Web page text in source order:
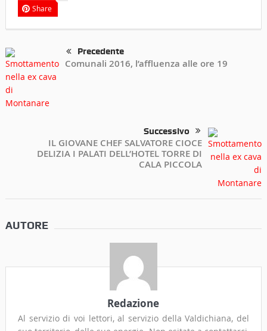
Share
Precedente
Comunali 2016, l’affluenza alle ore 19
Successivo
IL GIOVANE CHEF SALVATORE CIOCE
DELIZIA I PALATI DELL’HOTEL TORRE DI
CALA PICCOLA
AUTORE
Redazione
Al servizio di voi lettori, al servizio della Valdichiana, del